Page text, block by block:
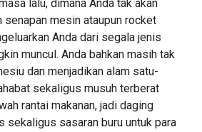
lalu, dimana Anda tak akan
senapan mesin ataupun rocket
Anda dari segala jenis
muncul. Anda bahkan masih tak
dan menjadikan alam satu-
sekaligus musuh terberat
rantai makanan, jadi daging
sekaligus sasaran buru untuk para